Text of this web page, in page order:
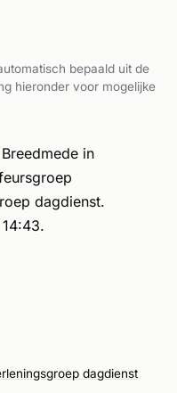
bepaald uit de
hieronder voor mogelijke
in
dagdienst.
dagdienst